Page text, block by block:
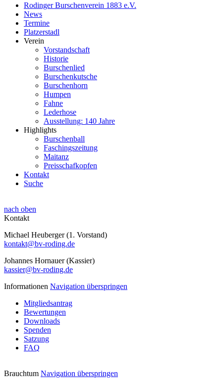
Rodinger Burschenverein 1883 e.V.
News
Termine
Platzerstadl
Verein
Vorstandschaft
Historie
Burschenlied
Burschenkutsche
Burschenhorn
Humpen
Fahne
Lederhose
Ausstellung: 140 Jahre
Highlights
Burschenball
Faschingszeitung
Maitanz
Preisschafkopfen
Kontakt
Suche
nach oben
Kontakt
Michael Heuberger (1. Vorstand)
kontakt@bv-roding.de
Johannes Hornauer (Kassier)
kassier@bv-roding.de
Informationen Navigation überspringen
Mitgliedsantrag
Bewertungen
Downloads
Spenden
Satzung
FAQ
Brauchtum Navigation überspringen